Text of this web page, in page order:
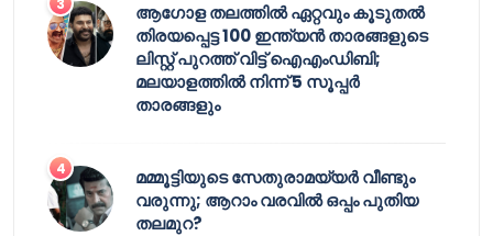
ആഗോള തലത്തിൽ ഏറ്റവും കൂടുതൽ
തിരയപ്പെട്ട 100 ഇന്ത്യൻ താരങ്ങളുടെ
ലിസ്റ്റ് പുറത്ത് വിട്ട് ഐഎംഡിബി;
മലയാളത്തിൽ നിന്ന് 5 സൂപ്പർ
താരങ്ങളും
മമ്മൂട്ടിയുടെ സേതുരാമയ്യർ വീണ്ടും
വരുന്നു; ആറാം വരവിൽ ഒപ്പം പുതിയ
തലമുറ?